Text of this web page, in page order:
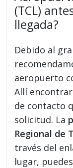
(TCL)
llegada?
Debido al
aeropuerto
Allí
de contacto
solicitud. La
Regional de
través del
lugar, puedes